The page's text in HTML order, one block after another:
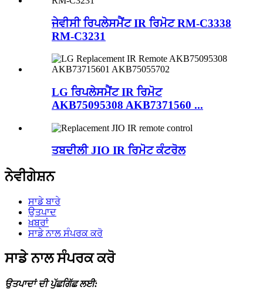
ਜੇਵੀਸੀ ਰਿਪਲੇਸਮੈਂਟ IR ਰਿਮੋਟ RM-C3338
RM-C3231
LG ਰਿਪਲੇਸਮੈਂਟ IR ਰਿਮੋਟ
AKB75095308 AKB7371560 ...
ਤਬਦੀਲੀ JIO IR ਰਿਮੋਟ ਕੰਟਰੋਲ
ਨੇਵੀਗੇਸ਼ਨ
ਸਾਡੇ ਬਾਰੇ
ਉਤਪਾਦ
ਖ਼ਬਰਾਂ
ਸਾਡੇ ਨਾਲ ਸੰਪਰਕ ਕਰੋ
ਸਾਡੇ ਨਾਲ ਸੰਪਰਕ ਕਰੋ
ਉਤਪਾਦਾਂ ਦੀ ਪੁੱਛਗਿੱਛ ਲਈ: